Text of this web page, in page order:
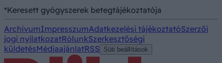
*Keresett gyógyszerek betegtájékoztatója
ArchívumImpresszumAdatkezelési tájékoztatóSzerzői
jogi nyilatkozatRólunkSzerkesztőségi
küldetésMédiaajánlatRSS Süti beállítások